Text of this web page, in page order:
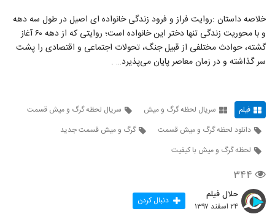
خلاصه داستان :روایت فراز و فرود زندگی خانواده‌ ای اصیل در طول سه دهه
و با محوریت زندگی تنها دختر این خانواده است؛ روایتی که از دهه ۶۰ آغاز
گشته، حوادث مختلفی از قبیل جنگ، تحولات اجتماعی و اقتصادی را پشت
سر گذاشته و در زمان معاصر پایان می‌پذیرد… .
فیلم سریال لحظه گرگ و میش
سریال لحظه گرگ و میش قسمت
دانلود لحظه گرگ و میش قسمت
گرگ و میش قسمت جدید
لحظه گرگ و میش با کیفیت
۳۴۴
حلال فیلم
۲۴ اسفند ۱۳۹۷ دنبال کردن